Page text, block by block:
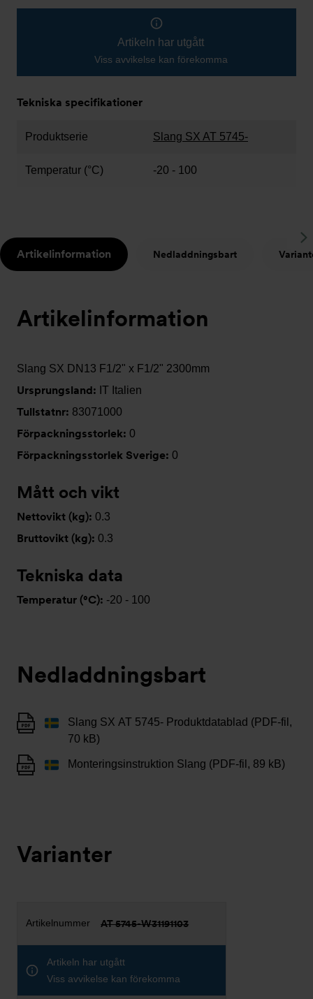
Artikeln har utgått
Viss avvikelse kan förekomma
Tekniska specifikationer
Produktserie Slang SX AT 5745-
Temperatur (°C) -20 - 100
Artikelinformation Nedladdningsbart
Artikelinformation
Slang SX DN13 F1/2" x F1/2" 2300mm
Ursprungsland: IT Italien
Tullstatnr: 83071000
Förpackningsstorlek: 0
Förpackningsstorlek Sverige: 0
Mått och vikt
Nettovikt (kg): 0.3
Bruttovikt (kg): 0.3
Tekniska data
Temperatur (°C): -20 - 100
Nedladdningsbart
Slang SX AT 5745- Produktdatablad (PDF-fil,
70 kB)
Monteringsinstruktion Slang (PDF-fil, 89 kB)
Varianter
AT 5745-W31191103
Artikeln har utgått
Viss avvikelse kan förekomma